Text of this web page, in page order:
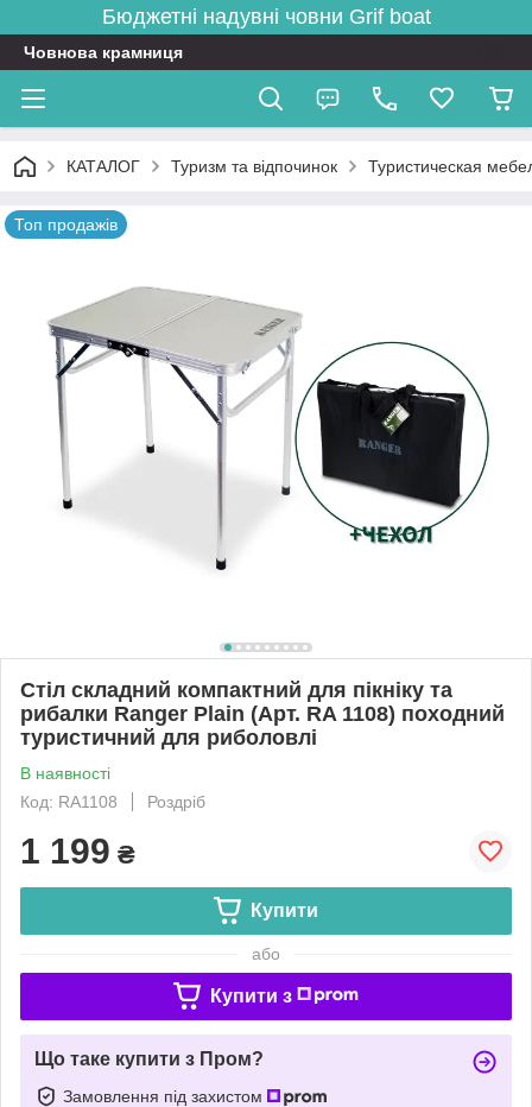
Бюджетні надувні човни Grif boat
Човнова крамниця
КАТАЛОГ Туризм та відпочинок Туристическая
Топ продажів
Стіл складний компактний для пікніку та
рибалки Ranger Plain (Арт. RA 1108) походний
туристичний для риболовлі
В наявності
Код: RA1108
Роздріб
1 199 ₴
Купити
або
Купити з
Що таке купити з Пром?
Замовлення під захистом